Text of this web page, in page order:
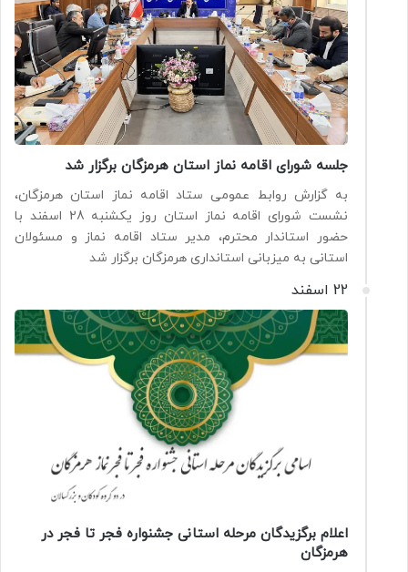
جلسه شورای اقامه نماز استان هرمزگان برگزار شد
به گزارش روابط عمومی ستاد اقامه نماز استان هرمزگان،
نشست شورای اقامه نماز استان روز یکشنبه 28 اسفند با
حضور استاندار محترم، مدیر ستاد اقامه نماز و مسئولان
استانی به میزبانی استانداری هرمزگان برگزار شد
22 اسفند
اعلام برگزیدگان مرحله استانی جشنواره فجر تا فجر در
هرمزگان